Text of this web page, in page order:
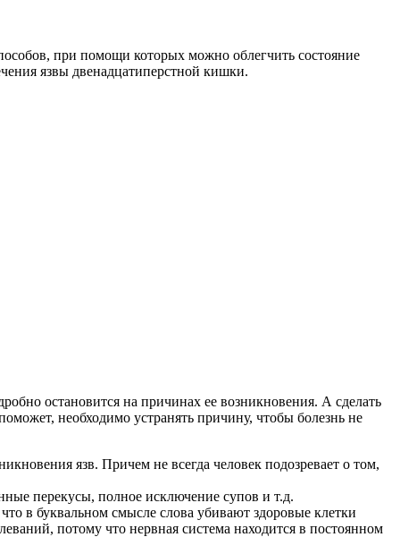
при помощи которых можно облегчить состояние
язвы двенадцатиперстной кишки.
остановится на причинах ее возникновения. А сделать
необходимо устранять причину, чтобы болезнь не
язв. Причем не всегда человек подозревает о том,
перекусы, полное исключение супов и т.д.
в буквальном смысле слова убивают здоровые клетки
потому что нервная система находится в постоянном